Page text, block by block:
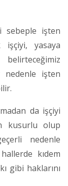
sebeple işten
işçiyi, yasaya
nedenle işten
da işçiyi
kusurlu olup
nedenle
kıdem
gibi haklarını